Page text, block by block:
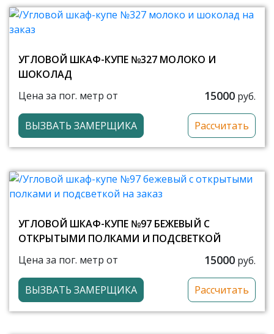
УГЛОВОЙ ШКАФ-КУПЕ №327 МОЛОКО И
ШОКОЛАД
Цена за пог. метр от
15000 руб.
ВЫЗВАТЬ ЗАМЕРЩИКА Рассчитать
УГЛОВОЙ ШКАФ-КУПЕ №97 БЕЖЕВЫЙ С
ОТКРЫТЫМИ ПОЛКАМИ И ПОДСВЕТКОЙ
Цена за пог. метр от
15000 руб.
ВЫЗВАТЬ ЗАМЕРЩИКА Рассчитать